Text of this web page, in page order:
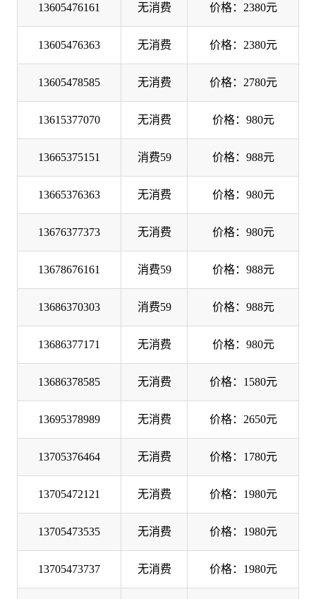
13605476161 无消费 价格：2380元
13605476363 无消费 价格：2380元
13605478585 无消费 价格：2780元
13615377070 无消费 价格：980元
13665375151 消费59 价格：988元
13665376363 无消费 价格：980元
13676377373 无消费 价格：980元
13678676161 消费59 价格：988元
13686370303 消费59 价格：988元
13686377171 无消费 价格：980元
13686378585 无消费 价格：1580元
13695378989 无消费 价格：2650元
13705376464 无消费 价格：1780元
13705472121 无消费 价格：1980元
13705473535 无消费 价格：1980元
13705473737 无消费 价格：1980元